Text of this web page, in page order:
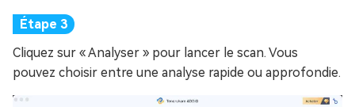
Cliquez sur « Analyser » pour lancer le scan. Vous
pouvez choisir entre une analyse rapide ou approfondie.